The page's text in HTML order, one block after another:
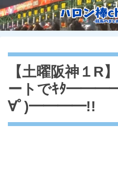
【土曜阪神１R
ートでｷﾀ
∀ﾟ)━━━━!!